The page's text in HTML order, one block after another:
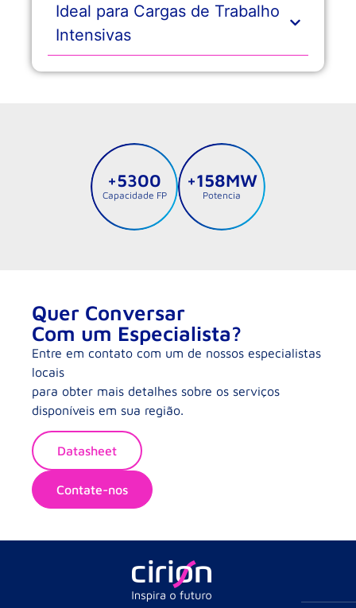
Ideal para Cargas de Trabalho
Intensivas
+5300
Capacidade FP
+158MW
Potencia
Quer Conversar
Com um Especialista?
Entre em contato com um de nossos especialistas
locais
para obter mais detalhes sobre os serviços
disponíveis em sua região.
Datasheet
Contate-nos